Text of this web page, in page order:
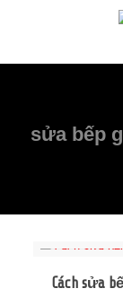
sửa bếp
Cách sửa